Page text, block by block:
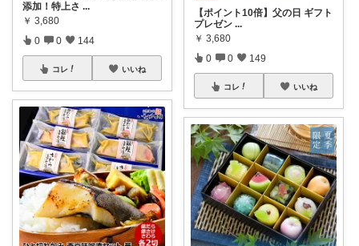
添加！特上さ ...
￥ 3,680
0 0 144
コレ いいね
【ポイント10倍】父の日 ギフト
プレゼン ...
￥ 3,680
0 0 149
コレ いいね